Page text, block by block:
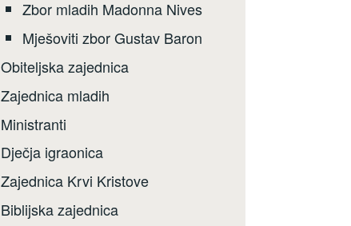
Zbor mladih Madonna Nives
Mješoviti zbor Gustav Baron
Obiteljska zajednica
Zajednica mladih
Ministranti
Dječja igraonica
Zajednica Krvi Kristove
Biblijska zajednica